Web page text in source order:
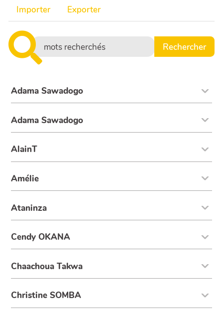
Importer
Exporter
Adama Sawadogo
Adama Sawadogo
AlainT
Amélie
Ataninza
Cendy OKANA
Chaachoua Takwa
Christine SOMBA